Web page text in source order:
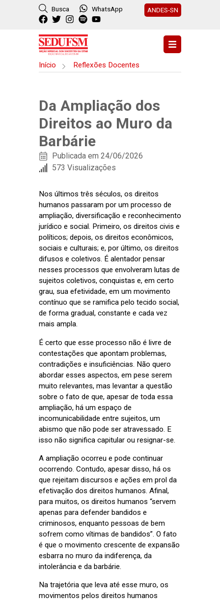
Busca WhatsApp ANDES-SN
Início Reflexões Docentes
Da Ampliação dos
Direitos ao Muro da
Barbárie
Publicada em 24/06/2026
573 Visualizações
Nos últimos três séculos, os direitos
humanos passaram por um processo de
ampliação, diversificação e reconhecimento
jurídico e social. Primeiro, os direitos civis e
políticos; depois, os direitos econômicos,
sociais e culturais; e, por último, os direitos
difusos e coletivos. É alentador pensar
nesses processos que envolveram lutas de
sujeitos coletivos, conquistas e, em certo
grau, sua efetividade, em um movimento
contínuo que se ramifica pelo tecido social,
de forma gradual, constante e cada vez
mais ampla.
É certo que esse processo não é livre de
contestações que apontam problemas,
contradições e insuficiências. Não quero
abordar esses aspectos, em pese serem
muito relevantes, mas levantar a questão
sobre o fato de que, apesar de toda essa
ampliação, há um espaço de
incomunicabilidade entre sujeitos, um
abismo que não pode ser atravessado. E
isso não significa capitular ou resignar-se.
A ampliação ocorreu e pode continuar
ocorrendo. Contudo, apesar disso, há os
que rejeitam discursos e ações em prol da
efetivação dos direitos humanos. Afinal,
para muitos, os direitos humanos “servem
apenas para defender bandidos e
criminosos, enquanto pessoas de bem
sofrem como vítimas de bandidos”. O fato
é que o movimento crescente de expansão
esbarra no muro da indiferença, da
intolerância e da barbárie.
Na trajetória que leva até esse muro, os
movimentos pelos direitos humanos